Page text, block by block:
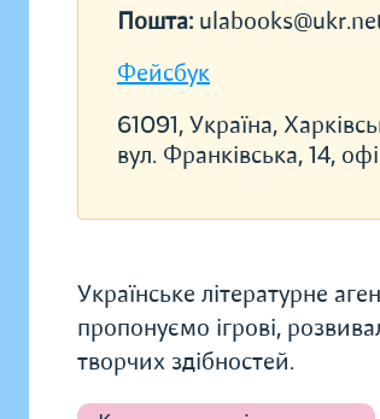
Пошта:
Фейсбук
61091, Україна,
вул. Франківська, 14,
Українське літературне
пропонуємо ігрові,
творчих здібностей.